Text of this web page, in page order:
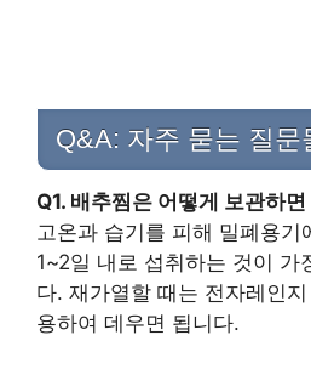
Q&A: 자주 묻는 질문
Q1. 배추찜은 어떻게 보관하
고온과 습기를 피해 밀폐용기
1~2일 내로 섭취하는 것이 가
다. 재가열할 때는 전자레인
용하여 데우면 됩니다.